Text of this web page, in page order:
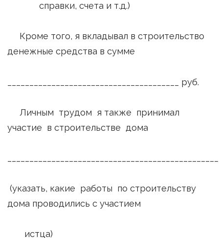
справки, счета и т.д.)
Кроме того, я вкладывал в строительство
денежные средства в сумме
_______________________________________ руб.
Личным трудом я также принимал
участие в строительстве дома
(указать, какие работы по строительству
дома проводились с участием
истца)